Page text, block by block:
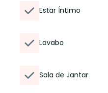
Estar Íntimo
Lavabo
Sala de Jantar